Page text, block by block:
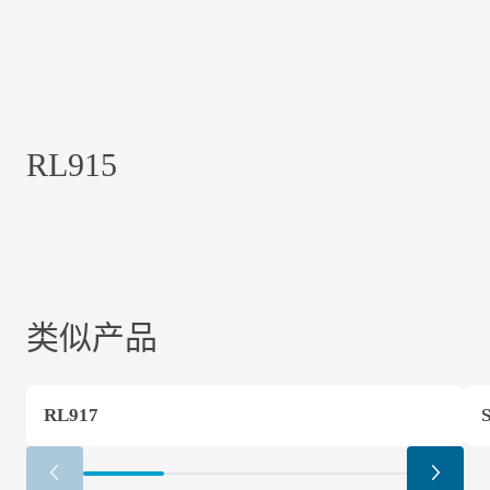
RL915
类似产品
RL917